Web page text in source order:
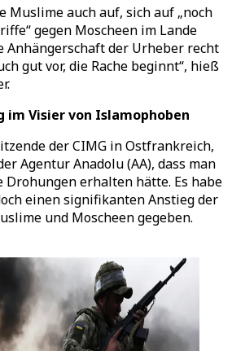
Muslime auch auf, sich auf „noch
gegen Moscheen im Lande
Anhängerschaft der Urheber recht
gut vor, die Rache beginnt“, hieß
im Visier von Islamophoben
der CIMG in Ostfrankreich,
Agentur Anadolu (AA), dass man
erhalten hätte. Es habe
einen signifikanten Anstieg der
und Moscheen gegeben.